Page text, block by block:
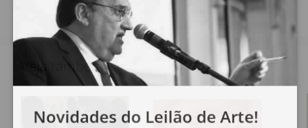
Veja também
Novidades do Leilão de Arte!